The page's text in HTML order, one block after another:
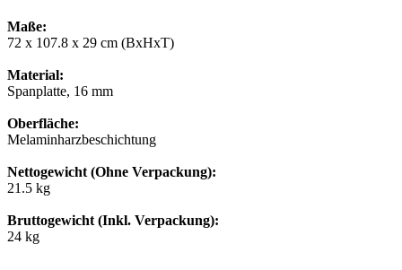
Maße:
72 x 107.8 x 29 cm (BxHxT)
Material:
Spanplatte, 16 mm
Oberfläche:
Melaminharzbeschichtung
Nettogewicht (Ohne Verpackung):
21.5 kg
Bruttogewicht (Inkl. Verpackung):
24 kg